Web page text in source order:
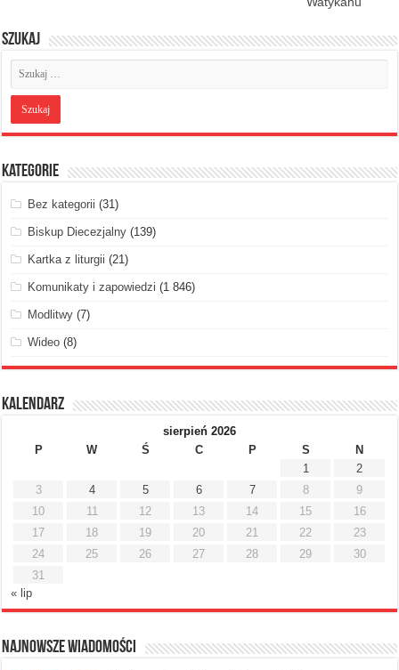
Szukaj
Kategorie
Bez kategorii (31)
Biskup Diecezjalny (139)
Kartka z liturgii (21)
Komunikaty i zapowiedzi (1 846)
Modlitwy (7)
Wideo (8)
Kalendarz
sierpień 2026
P
W Ś C P S
N
1
2
3
4 5 6 7 8
9
10
11 12 13 14 15
16
17
18 19 20 21 22
23
24
25 26 27 28 29
30
31
« lip
Najnowsze Wiadomości